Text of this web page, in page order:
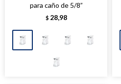
para caño de 5/8”
$ 28,98